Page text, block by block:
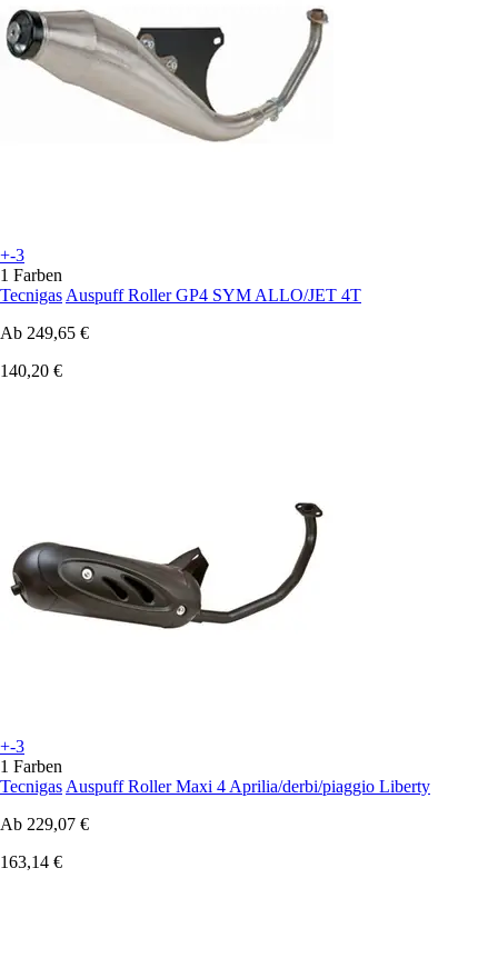
+-3
1 Farben
Tecnigas Auspuff Roller GP4 SYM ALLO/JET 4T
Ab 249,65 €
140,20 €
+-3
1 Farben
Tecnigas Auspuff Roller Maxi 4 Aprilia/derbi/piaggio Liberty
Ab 229,07 €
163,14 €